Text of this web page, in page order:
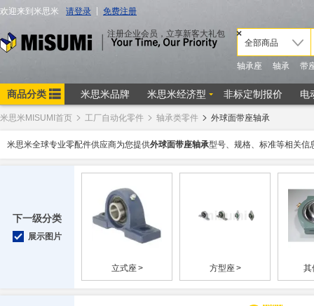
米思米MISUMI首页 工厂自动化零件 轴承类零件 外球面带座轴承
米思米全球专业零配件供应商为您提供外球面带座轴承型号、规格、标准等相关信
下一级分类
展示图片
立式座> 方型座> 其